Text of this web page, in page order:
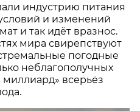
индустрию питания
и изменений
и так идёт вразнос.
мира свирепствуют
погодные
неблагополучных
всерьёз